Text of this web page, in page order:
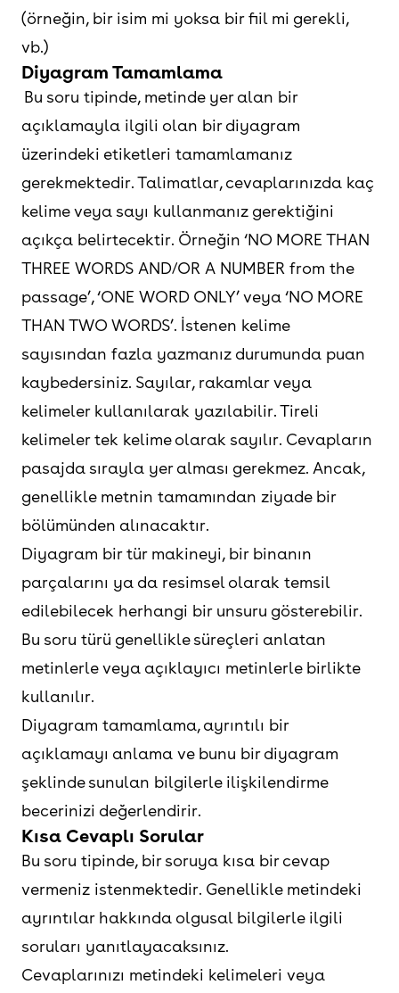
(örneğin, bir isim mi yoksa bir fiil mi gerekli,
vb.)
Diyagram Tamamlama
Bu soru tipinde, metinde yer alan bir
açıklamayla ilgili olan bir diyagram
üzerindeki etiketleri tamamlamanız
gerekmektedir. Talimatlar, cevaplarınızda kaç
kelime veya sayı kullanmanız gerektiğini
açıkça belirtecektir. Örneğin ‘NO MORE THAN
THREE WORDS AND/OR A NUMBER from the
passage’, ‘ONE WORD ONLY’ veya ‘NO MORE
THAN TWO WORDS’. İstenen kelime
sayısından fazla yazmanız durumunda puan
kaybedersiniz. Sayılar, rakamlar veya
kelimeler kullanılarak yazılabilir. Tireli
kelimeler tek kelime olarak sayılır. Cevapların
pasajda sırayla yer alması gerekmez. Ancak,
genellikle metnin tamamından ziyade bir
bölümünden alınacaktır.
Diyagram bir tür makineyi, bir binanın
parçalarını ya da resimsel olarak temsil
edilebilecek herhangi bir unsuru gösterebilir.
Bu soru türü genellikle süreçleri anlatan
metinlerle veya açıklayıcı metinlerle birlikte
kullanılır.
Diyagram tamamlama, ayrıntılı bir
açıklamayı anlama ve bunu bir diyagram
şeklinde sunulan bilgilerle ilişkilendirme
becerinizi değerlendirir.
Kısa Cevaplı Sorular
Bu soru tipinde, bir soruya kısa bir cevap
vermeniz istenmektedir. Genellikle metindeki
ayrıntılar hakkında olgusal bilgilerle ilgili
soruları yanıtlayacaksınız.
Cevaplarınızı metindeki kelimeleri veya